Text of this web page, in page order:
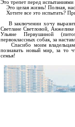
Это трепет перед
Это целая жизнь! Полная,
Хотите все это испытать?
В заключении хочу
Светлане Светловой,
Ульяне Первушиной
первоклассных собак, за
Спасибо моим владельцам
познавать новый мир, за то
семья!